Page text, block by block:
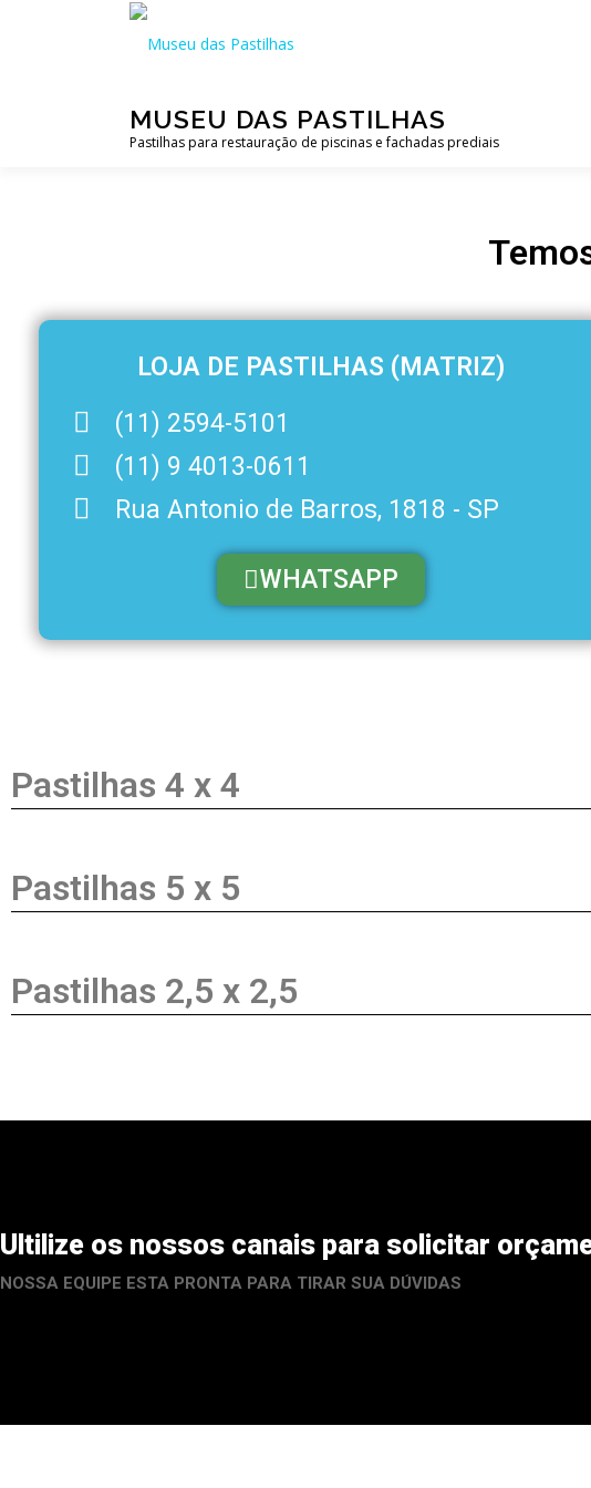
MUSEU DAS PASTILHAS
Pastilhas para restauração de piscinas e fachadas prediais
LOJA DE PASTILHAS (MATRIZ)
(11) 2594-5101
(11) 9 4013-0611
Rua Antonio de Barros, 1818 - SP
WHATSAPP
Pastilhas 4 x 4
Pastilhas 5 x 5
Pastilhas 2,5 x 2,5
Ultilize os nossos canais para solicitar
NOSSA EQUIPE ESTA PRONTA PARA TIRAR SUA DÚVIDAS